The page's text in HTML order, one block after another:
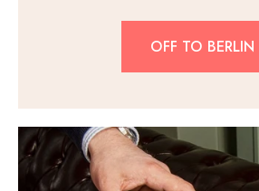
OFF TO BERLIN